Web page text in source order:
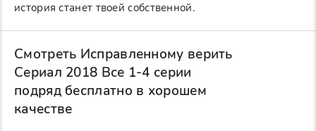
история станет твоей собственной.
Смотреть Исправленному верить
Сериал 2018 Все 1-4 серии
подряд бесплатно в хорошем
качестве